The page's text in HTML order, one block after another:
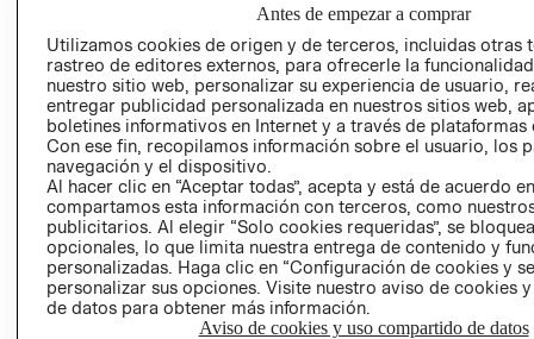
PROGRAMA DE
TRANSPARENCIA
Y ÉTICA (INGLÉS)
DE INDUSTRIA Y
COMERCIO - SIC
PETICIONES
QUEJAS Y
RECLAMOS
Colombia ($)
CAMBIAR REGIÓN
Antes de empezar a comprar
Utilizamos cookies de origen y de terceros, incluidas otras
rastreo de editores externos, para ofrecerle la
nuestro sitio web, personalizar su experiencia de usuario,
entregar publicidad personalizada en nuestros sitios web,
boletines informativos en Internet y a través de plataformas
Con ese fin, recopilamos información sobre el usuario, los
navegación y el dispositivo.
Al hacer clic en “Aceptar todas”, acepta y está de acuerdo
compartamos esta información con terceros, como
publicitarios. Al elegir “Solo cookies requeridas”, se
opcionales, lo que limita nuestra entrega de contenido y
personalizadas. Haga clic en “Configuración de cookies y
personalizar sus opciones. Visite nuestro aviso de cookies
de datos para obtener más información.
Aviso de cookies y uso compartido de datos